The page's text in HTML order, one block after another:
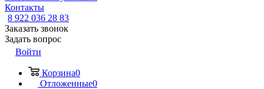
Контакты
8 922 036 28 83
Заказать звонок
Задать вопрос
Войти
Корзина0
Отложенные0